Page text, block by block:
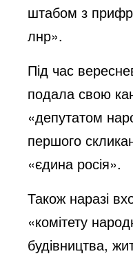
штабом з
лнр».
Під час
подала свою
«депутатом
першого
«єдина росія».
Також наразі
«комітету
будівництва,